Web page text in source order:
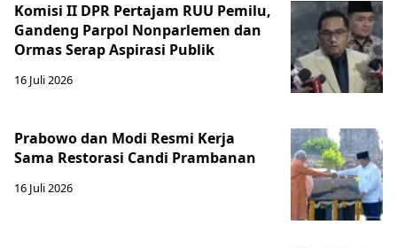
Komisi II DPR Pertajam RUU Pemilu,
Gandeng Parpol Nonparlemen dan
Ormas Serap Aspirasi Publik
16 Juli 2026
Prabowo dan Modi Resmi Kerja
Sama Restorasi Candi Prambanan
16 Juli 2026